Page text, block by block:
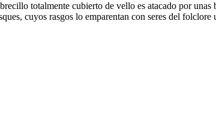
totalmente cubierto de vello es atacado por unas
cuyos rasgos lo emparentan con seres del